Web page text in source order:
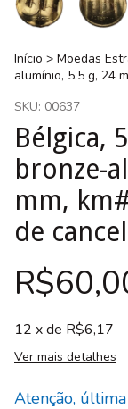
Início > Moedas
alumínio, 5.5 g, 24
SKU: 00637
Bélgica,
bronze-
mm,
de
12 x de R$6,17
Ver mais detalhes
Atenção,